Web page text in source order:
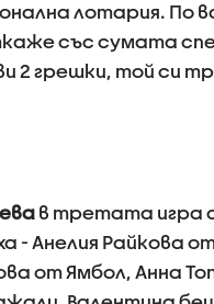
лотария. По
със сумата
2 грешки, той си
в третата игра
- Анелия Райкова
от Ямбол, Анна